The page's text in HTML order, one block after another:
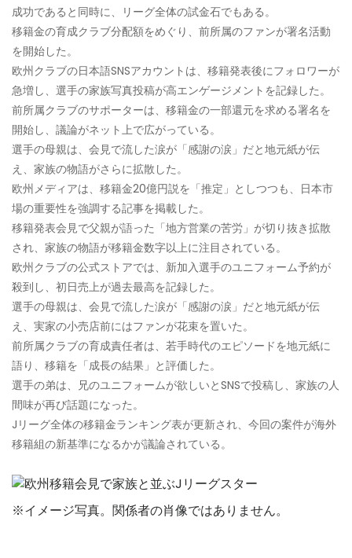
成功であると同時に、リーグ全体の試金石でもある。
移籍金の育成クラブ分配額をめぐり、前所属のファンが署名活動
を開始した。
欧州クラブの日本語SNSアカウントは、移籍発表後にフォロワーが
急増し、選手の家族写真投稿が高エンゲージメントを記録した。
前所属クラブのサポーターは、移籍金の一部還元を求める署名を
開始し、議論がネット上で広がっている。
選手の母親は、会見で流した涙が「感謝の涙」だと地元紙が伝
え、家族の物語がさらに拡散した。
欧州メディアは、移籍金20億円説を「推定」としつつも、日本市
場の重要性を強調する記事を掲載した。
移籍発表会見で父親が語った「地方営業の苦労」が切り抜き拡散
され、家族の物語が移籍金数字以上に注目されている。
欧州クラブの公式ストアでは、新加入選手のユニフォーム予約が
殺到し、初日売上が過去最高を記録した。
選手の母親は、会見で流した涙が「感謝の涙」だと地元紙が伝
え、実家の小売店前にはファンが花束を置いた。
前所属クラブの育成責任者は、若手時代のエピソードを地元紙に
語り、移籍を「成長の結果」と評価した。
選手の弟は、兄のユニフォームが欲しいとSNSで投稿し、家族の人
間味が再び話題になった。
Jリーグ全体の移籍金ランキング表が更新され、今回の案件が海外
移籍組の新基準になるかが議論されている。
※イメージ写真。関係者の肖像ではありません。